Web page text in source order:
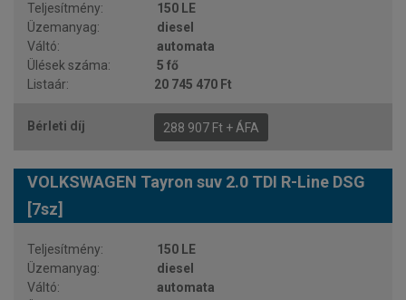
150 LE
diesel
automata
5 fő
20 745 470 Ft
288 907 Ft + ÁFA
VOLKSWAGEN Tayron suv 2.0 TDI R-Line DSG
[7sz]
150 LE
diesel
automata